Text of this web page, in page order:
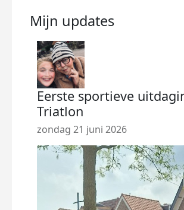
Mijn updates
Eerste sportieve
Triatlon
zondag 21 juni 2026